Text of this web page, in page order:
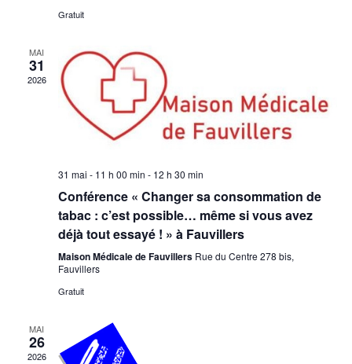
Gratuit
MAI
31
2026
31 mai - 11 h 00 min - 12 h 30 min
Conférence « Changer sa consommation de
tabac : c’est possible… même si vous avez
déjà tout essayé ! » à Fauvillers
Maison Médicale de Fauvillers Rue du Centre 278 bis,
Fauvillers
Gratuit
MAI
26
2026